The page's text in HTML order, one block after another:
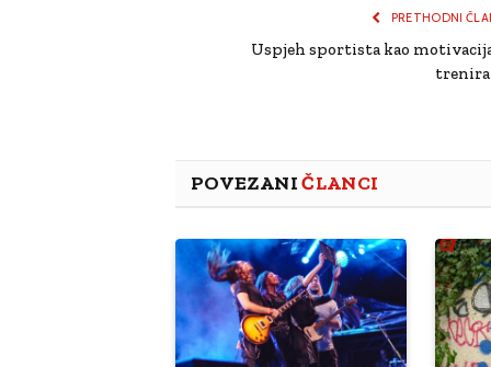
PRETHODNI
Uspjeh sportista kao
POVEZANIČLANCI